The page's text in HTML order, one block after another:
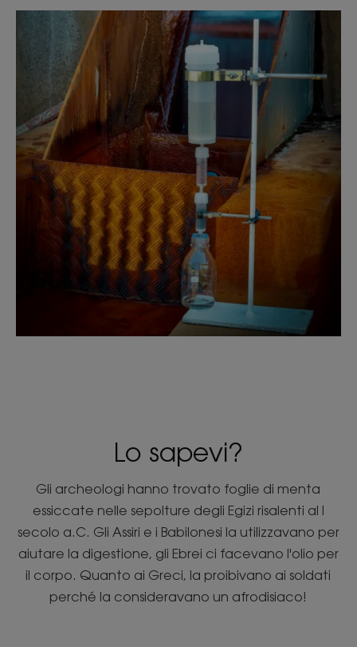
Lo sapevi?
Gli archeologi hanno trovato foglie di menta
essiccate nelle sepolture degli Egizi risalenti al I
secolo a.C. Gli Assiri e i Babilonesi la utilizzavano per
aiutare la digestione, gli Ebrei ci facevano l'olio per
il corpo. Quanto ai Greci, la proibivano ai soldati
perché la consideravano un afrodisiaco!